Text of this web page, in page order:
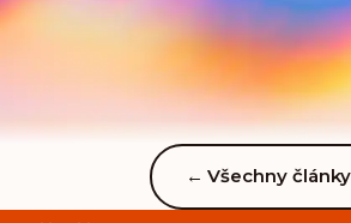
než byste čekala – obzvlášť pokud
←Všechny články